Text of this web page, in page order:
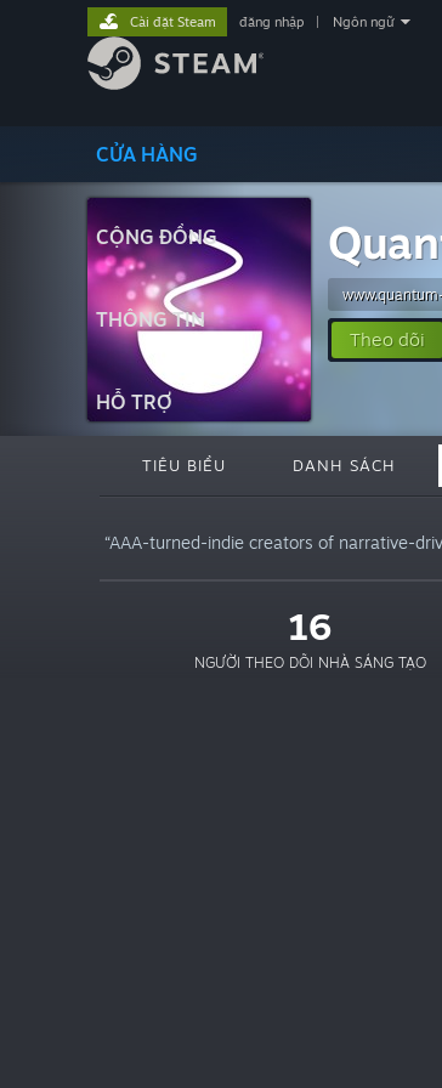
CỬA HÀNG
CỘNG ĐỒNG
THÔNG TIN
HỖ TRỢ
Cài đặt Steam đăng nhập Ngôn ngữ
Theo dõi
TIÊU BIỂU DANH SÁCH
“AAA-turned-indie creators of narrative-
16
NGƯỜI THEO DÕI NHÀ SÁNG TẠO